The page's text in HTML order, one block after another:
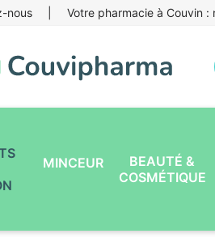
nous Votre pharmacie à Couvin
MINCEUR
BEAUTÉ &
COSMÉTIQUE